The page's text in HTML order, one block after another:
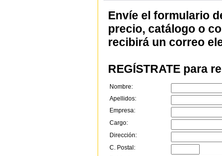
Envíe el formulario
precio, catálogo o
recibirá un correo
REGÍSTRATE para
Nombre:
Apellidos:
Empresa:
Cargo:
Dirección:
C. Postal: